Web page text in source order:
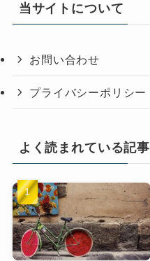
当サイトについて
お問い合わせ
プライバシーポリシー
よく読まれている記事